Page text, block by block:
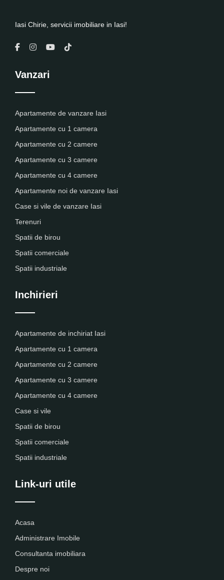
Iasi Chirie, servicii imobiliare in Iasi!
Vanzari
Apartamente de vanzare Iasi
Apartamente cu 1 camera
Apartamente cu 2 camere
Apartamente cu 3 camere
Apartamente cu 4 camere
Apartamente noi de vanzare Iasi
Case si vile de vanzare Iasi
Terenuri
Spatii de birou
Spatii comerciale
Spatii industriale
Inchirieri
Apartamente de inchiriat Iasi
Apartamente cu 1 camera
Apartamente cu 2 camere
Apartamente cu 3 camere
Apartamente cu 4 camere
Case si vile
Spatii de birou
Spatii comerciale
Spatii industriale
Link-uri utile
Acasa
Administrare Imobile
Consultanta imobiliara
Despre noi